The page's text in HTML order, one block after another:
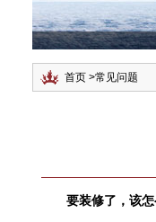
首页 >常见问题
要装修了，该